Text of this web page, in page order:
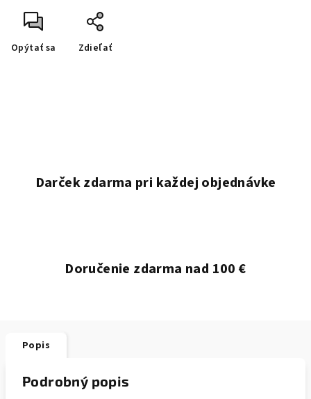
Opýtať sa Zdieľať
Darček zdarma pri každej objednávke
Doručenie zdarma nad 100 €
Popis
Podrobný popis